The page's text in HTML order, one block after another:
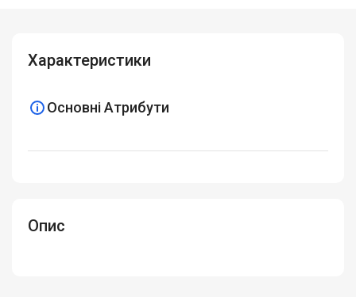
Опис
Характеристики
Основні Атрибути